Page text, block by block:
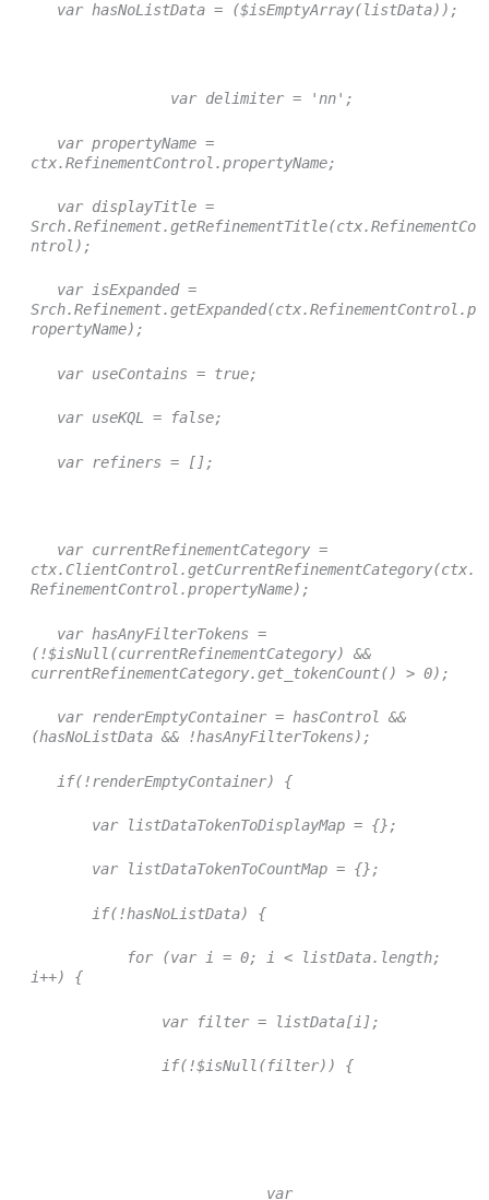
var hasNoListData = ($isEmptyArray(listData));
var delimiter = 'nn';
var propertyName =
ctx.RefinementControl.propertyName;
var displayTitle =
Srch.Refinement.getRefinementTitle(ctx.RefinementCo
ntrol);
var isExpanded =
Srch.Refinement.getExpanded(ctx.RefinementControl.p
ropertyName);
var useContains = true;
var useKQL = false;
var refiners = [];
var currentRefinementCategory =
ctx.ClientControl.getCurrentRefinementCategory(ctx.
RefinementControl.propertyName);
var hasAnyFilterTokens =
(!$isNull(currentRefinementCategory) &&
currentRefinementCategory.get_tokenCount() > 0);
var renderEmptyContainer = hasControl &&
(hasNoListData && !hasAnyFilterTokens);
if(!renderEmptyContainer) {
var listDataTokenToDisplayMap = {};
var listDataTokenToCountMap = {};
if(!hasNoListData) {
for (var i = 0; i < listData.length;
i++) {
var filter = listData[i];
if(!$isNull(filter)) {
var